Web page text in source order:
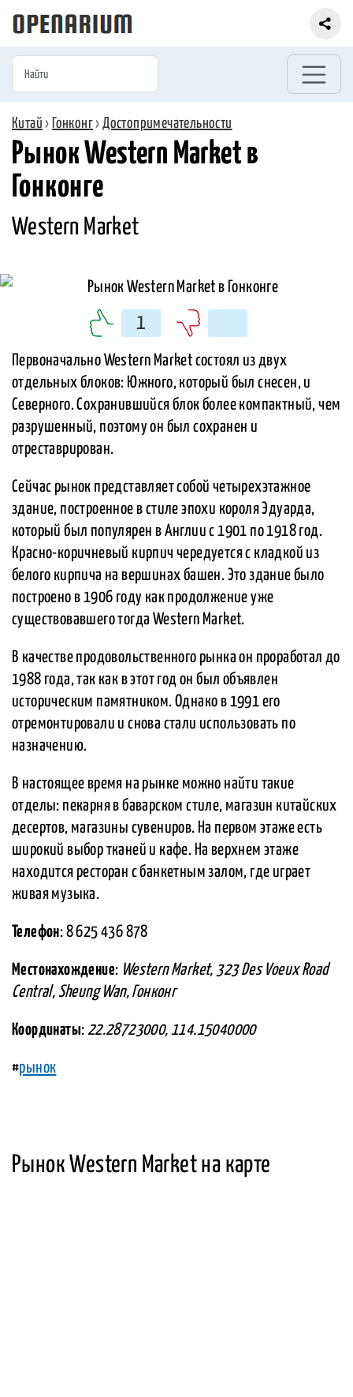
Китай › Гонконг›Достопримечательности
Рынок Western Market в
Гонконге
Western Market
1
Первоначально Western Market состоял из двух
отдельных блоков: Южного, который был снесен, и
Северного. Сохранившийся блок более компактный, чем
разрушенный, поэтому он был сохранен и
отреставрирован.
Сейчас рынок представляет собой четырехэтажное
здание, построенное в стиле эпохи короля Эдуарда,
который был популярен в Англии с 1901 по 1918 год.
Красно-коричневый кирпич чередуется с кладкой из
белого кирпича на вершинах башен. Это здание было
построено в 1906 году как продолжение уже
существовавшего тогда Western Market.
В качестве продовольственного рынка он проработал до
1988 года, так как в этот год он был объявлен
историческим памятником. Однако в 1991 его
отремонтировали и снова стали использовать по
назначению.
В настоящее время на рынке можно найти такие
отделы: пекарня в баварском стиле, магазин китайских
десертов, магазины сувениров. На первом этаже есть
широкий выбор тканей и кафе. На верхнем этаже
находится ресторан с банкетным залом, где играет
живая музыка.
Телефон: 8 625 436 878
Местонахождение: Western Market, 323 Des Voeux Road
Central, Sheung Wan, Гонконг
Координаты: 22.28723000, 114.15040000
#рынок
Рынок Western Market на карте